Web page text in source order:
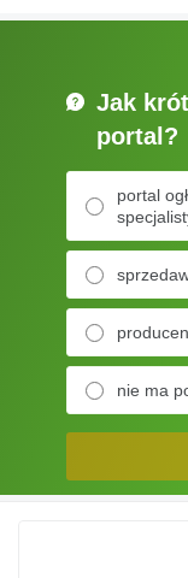
Jak
portal?
portal
nie ma